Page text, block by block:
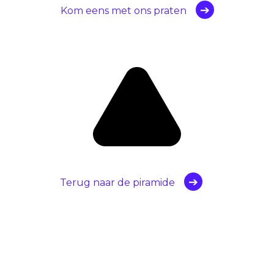
Kom eens met ons praten
Terug naar de piramide